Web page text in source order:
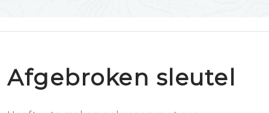
Afgebroken sleutel